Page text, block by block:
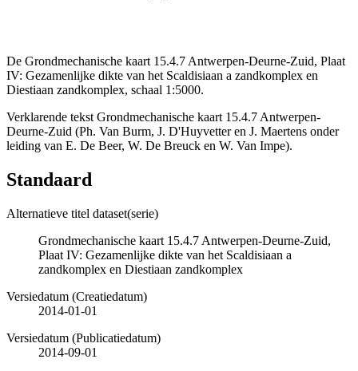
De Grondmechanische kaart 15.4.7 Antwerpen-Deurne-Zuid, Plaat
IV: Gezamenlijke dikte van het Scaldisiaan a zandkomplex en
Diestiaan zandkomplex, schaal 1:5000.
Verklarende tekst Grondmechanische kaart 15.4.7 Antwerpen-
Deurne-Zuid (Ph. Van Burm, J. D'Huyvetter en J. Maertens onder
leiding van E. De Beer, W. De Breuck en W. Van Impe).
Standaard
Alternatieve titel dataset(serie)
Grondmechanische kaart 15.4.7 Antwerpen-Deurne-Zuid,
Plaat IV: Gezamenlijke dikte van het Scaldisiaan a
zandkomplex en Diestiaan zandkomplex
Versiedatum (Creatiedatum)
2014-01-01
Versiedatum (Publicatiedatum)
2014-09-01